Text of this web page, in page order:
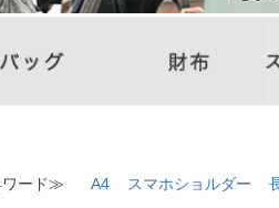
ワード≫ A4 スマホショルダー